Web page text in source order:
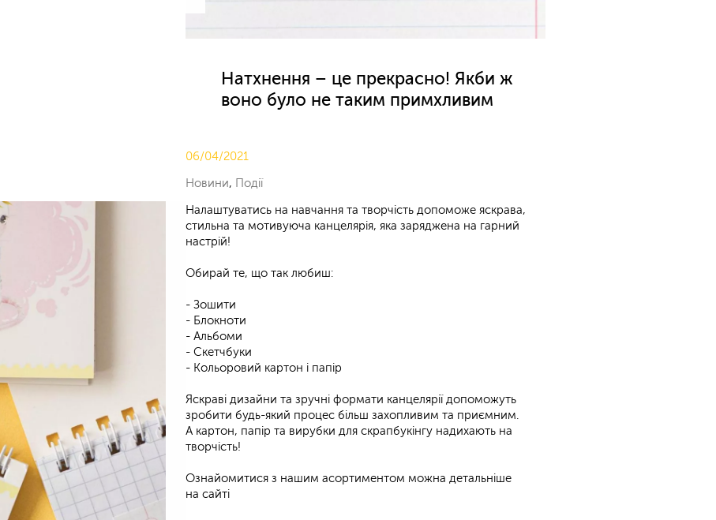
Натхнення – це прекрасно! Якби ж
воно було не таким примхливим
06/04/2021
Новини, Події
Налаштуватись на навчання та творчість допоможе яскрава,
стильна та мотивуюча канцелярія, яка заряджена на гарний
настрій!
Обирай те, що так любиш:
- Зошити
- Блокноти
- Альбоми
- Скетчбуки
- Кольоровий картон і папір
Яскраві дизайни та зручні формати канцелярії допоможуть
зробити будь-який процес більш захопливим та приємним.
А картон, папір та вирубки для скрапбукінгу надихають на
творчість!
Ознайомитися з нашим асортиментом можна детальніше
на сайті